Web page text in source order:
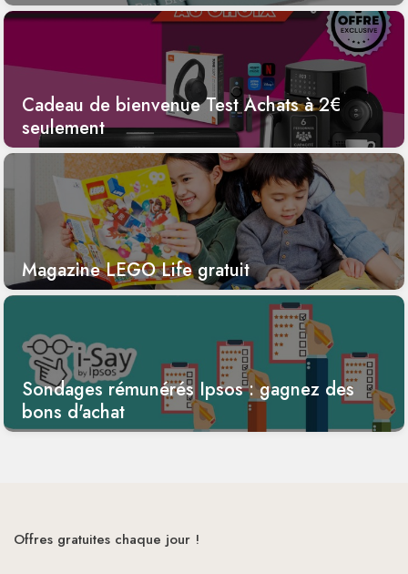
Cadeau de bienvenue Test Achats à 2€
seulement
Magazine LEGO Life gratuit
Sondages rémunérés Ipsos : gagnez des
bons d'achat
Offres gratuites chaque jour !